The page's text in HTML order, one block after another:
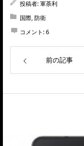
投稿者:軍荼利
国際,防衛
コメント:6
前の記事